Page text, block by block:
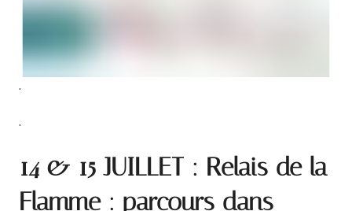
.
.
14 & 15 JUILLET : Relais de la
Flamme : parcours dans